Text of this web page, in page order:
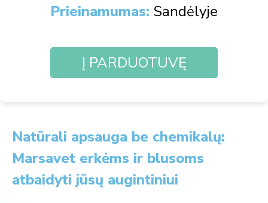
Prieinamumas: Sandėlyje
Į PARDUOTUVĘ
Natūrali apsauga be chemikalų:
Marsavet erkėms ir blusoms
atbaidyti jūsų augintiniui